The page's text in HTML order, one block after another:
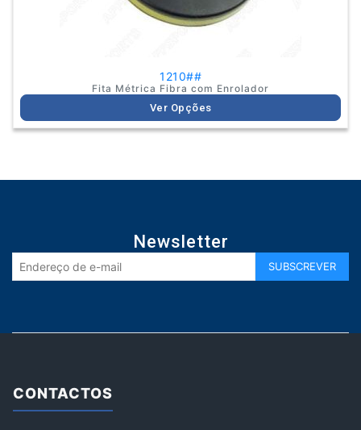
1210##
Fita Métrica Fibra com Enrolador
Ver Opções
page
Newsletter
CONTACTOS